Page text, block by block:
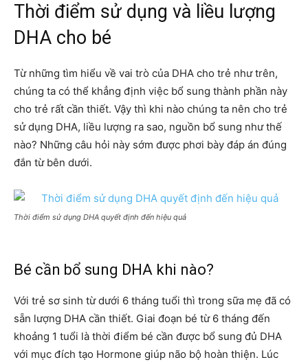
Thời điểm sử dụng và liều lượng
DHA cho bé
Từ những tìm hiểu về vai trò của DHA cho trẻ như trên,
chúng ta có thể khẳng định việc bổ sung thành phần này
cho trẻ rất cần thiết. Vậy thì khi nào chúng ta nên cho trẻ
sử dụng DHA, liều lượng ra sao, nguồn bổ sung như thế
nào? Những câu hỏi này sớm được phơi bày đáp án đúng
đắn từ bên dưới.
Thời điểm sử dụng DHA quyết định đến hiệu quả
Bé cần bổ sung DHA khi nào?
Với trẻ sơ sinh từ dưới 6 tháng tuổi thì trong sữa mẹ đã có
sẵn lượng DHA cần thiết. Giai đoạn bé từ 6 tháng đến
khoảng 1 tuổi là thời điểm bé cần được bổ sung đủ DHA
với mục đích tạo Hormone giúp não bộ hoàn thiện. Lúc